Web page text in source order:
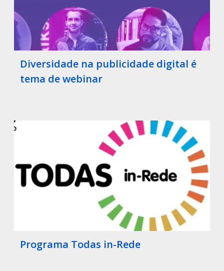
Diversidade na publicidade digital é
tema de webinar
Programa Todas in-Rede